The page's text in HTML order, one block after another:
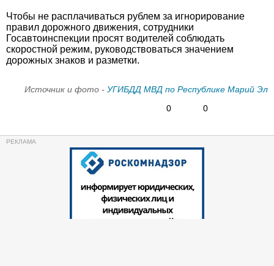
Чтобы не расплачиваться рублем за игнорирование
правил дорожного движения, сотрудники
Госавтоинспекции просят водителей соблюдать
скоростной режим, руководствоваться значением
дорожных знаков и разметки.
Источник и фото - УГИБДД МВД по Республике Марий Эл
0
0